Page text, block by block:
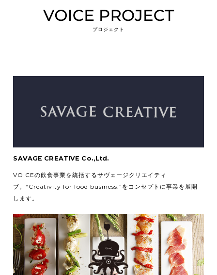
プロジェクト
SAVAGE CREATIVE Co.,Ltd.
VOICEの飲食事業を統括するサヴェージクリエイティ
ブ。“Creativity for food business.”をコンセプトに事業を展開
します。